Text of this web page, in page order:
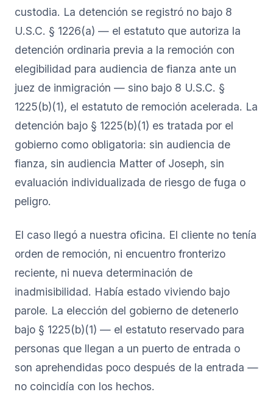
custodia. La detención se registró no bajo 8
U.S.C. § 1226(a) — el estatuto que autoriza la
detención ordinaria previa a la remoción con
elegibilidad para audiencia de fianza ante un
juez de inmigración — sino bajo 8 U.S.C. §
1225(b)(1), el estatuto de remoción acelerada. La
detención bajo § 1225(b)(1) es tratada por el
gobierno como obligatoria: sin audiencia de
fianza, sin audiencia Matter of Joseph, sin
evaluación individualizada de riesgo de fuga o
peligro.
El caso llegó a nuestra oficina. El cliente no tenía
orden de remoción, ni encuentro fronterizo
reciente, ni nueva determinación de
inadmisibilidad. Había estado viviendo bajo
parole. La elección del gobierno de detenerlo
bajo § 1225(b)(1) — el estatuto reservado para
personas que llegan a un puerto de entrada o
son aprehendidas poco después de la entrada —
no coincidía con los hechos.